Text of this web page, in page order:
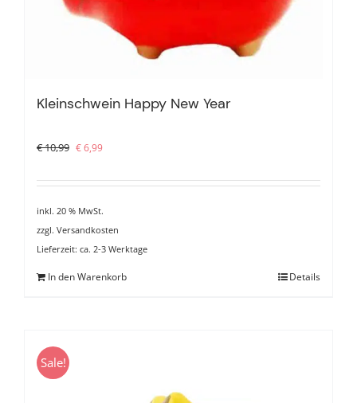
Kleinschwein Happy New Year
€10,99 Ursprünglicher
war:
€6,99Aktueller
ist:
inkl. 20 % MwSt.
zzgl. Versandkosten
Lieferzeit: ca. 2-3 Werktage
In den Warenkorb Details
Sale!